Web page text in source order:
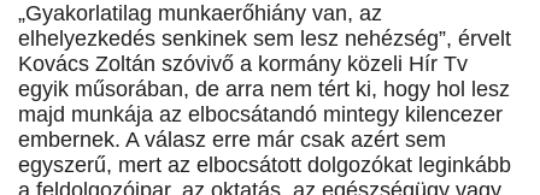
„Gyakorlatilag munkaerőhiány van, az
elhelyezkedés senkinek sem lesz nehézség”, érvelt
Kovács Zoltán szóvivő a kormány közeli Hír Tv
egyik műsorában, de arra nem tért ki, hogy hol lesz
majd munkája az elbocsátandó mintegy kilencezer
embernek. A válasz erre már csak azért sem
egyszerű, mert az elbocsátott dolgozókat leginkább